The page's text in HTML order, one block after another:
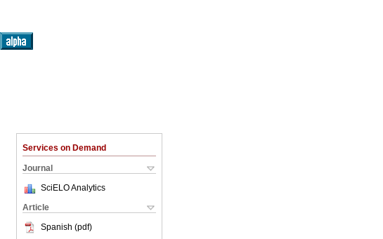
Services on Demand
Journal
SciELO Analytics
Article
Spanish (pdf)